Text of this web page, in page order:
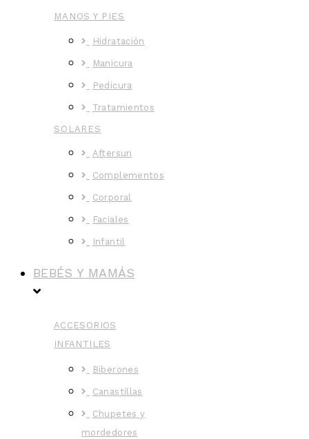
MANOS Y PIES
Hidratación
Manicura
Pedicura
Tratamientos
SOLARES
Aftersun
Complementos
Corporal
Faciales
Infantil
BEBÉS Y MAMÁS
ACCESORIOS
INFANTILES
Biberones
Canastillas
Chupetes y
mordedores